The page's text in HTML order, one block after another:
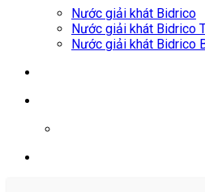
Nước giải khát Bidrico
Nước giải khát Bidrico
Nước giải khát Bidrico